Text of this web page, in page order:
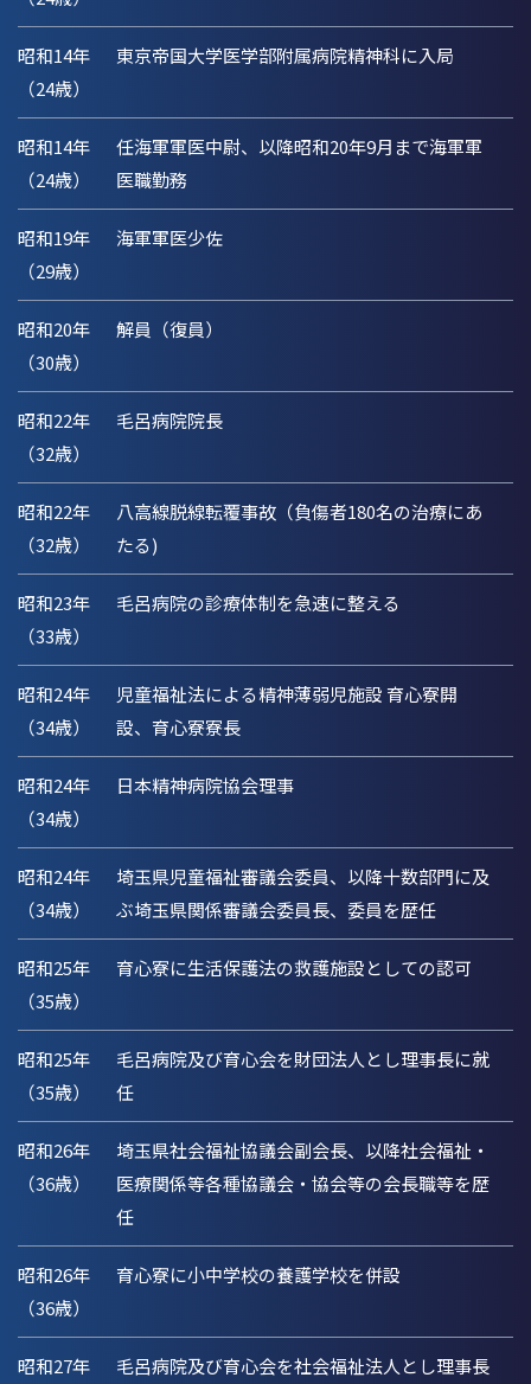
昭和14年
（24歳）
東京帝国大学医学部附属病院精神科に入局
昭和14年
（24歳）
任海軍軍医中尉、以降昭和20年9月まで海軍軍
医職勤務
昭和19年
（29歳）
海軍軍医少佐
昭和20年
（30歳）
解員（復員）
昭和22年
（32歳）
毛呂病院院長
昭和22年
（32歳）
八高線脱線転覆事故（負傷者180名の治療にあ
たる)
昭和23年
（33歳）
毛呂病院の診療体制を急速に整える
昭和24年
（34歳）
児童福祉法による精神薄弱児施設 育心寮開
設、育心寮寮長
昭和24年
（34歳）
日本精神病院協会理事
昭和24年
（34歳）
埼玉県児童福祉審議会委員、以降十数部門に及
ぶ埼玉県関係審議会委員長、委員を歴任
昭和25年
（35歳）
育心寮に生活保護法の救護施設としての認可
昭和25年
（35歳）
毛呂病院及び育心会を財団法人とし理事長に就
任
昭和26年
（36歳）
埼玉県社会福祉協議会副会長、以降社会福祉・
医療関係等各種協議会・協会等の会長職等を歴
任
昭和26年
（36歳）
育心寮に小中学校の養護学校を併設
昭和27年 毛呂病院及び育心会を社会福祉法人とし理事長